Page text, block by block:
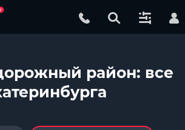
район: все